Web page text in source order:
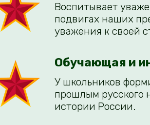
Воспитывает
подвигах наших
уважения к своей
Обучающая и
У школьников
прошлым русского
истории России.